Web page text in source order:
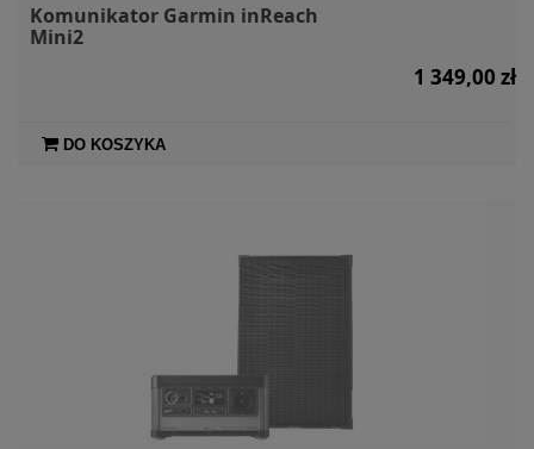
Komunikator Garmin inReach
Mini2
1 349,00 zł
DO KOSZYKA